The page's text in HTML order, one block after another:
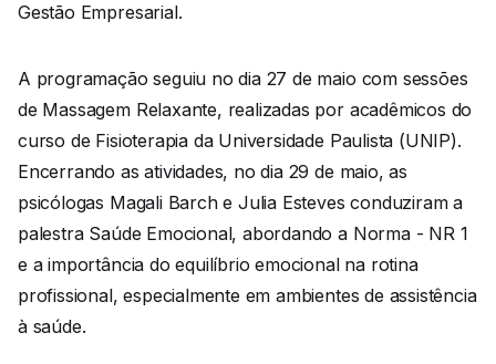
Gestão Empresarial.
A programação seguiu no dia 27 de maio com sessões
de Massagem Relaxante, realizadas por acadêmicos do
curso de Fisioterapia da Universidade Paulista (UNIP).
Encerrando as atividades, no dia 29 de maio, as
psicólogas Magali Barch e Julia Esteves conduziram a
palestra Saúde Emocional, abordando a Norma - NR 1
e a importância do equilíbrio emocional na rotina
profissional, especialmente em ambientes de assistência
à saúde.